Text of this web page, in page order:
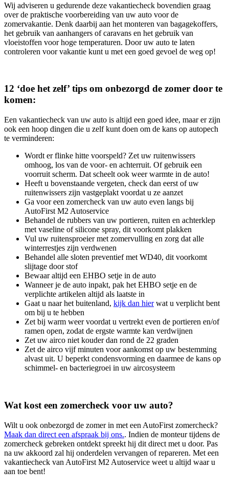
Wij adviseren u gedurende deze vakantiecheck bovendien graag
over de praktische voorbereiding van uw auto voor de
zomervakantie. Denk daarbij aan het monteren van bagagekoffers,
het gebruik van aanhangers of caravans en het gebruik van
vloeistoffen voor hoge temperaturen. Door uw auto te laten
controleren voor vakantie kunt u met een goed gevoel de weg op!
12 ‘doe het zelf’ tips om onbezorgd de zomer door te
komen:
Een vakantiecheck van uw auto is altijd een goed idee, maar er zijn
ook een hoop dingen die u zelf kunt doen om de kans op autopech
te verminderen:
Wordt er flinke hitte voorspeld? Zet uw ruitenwissers
omhoog, los van de voor- en achterruit. Of gebruik een
voorruit scherm. Dat scheelt ook weer warmte in de auto!
Heeft u bovenstaande vergeten, check dan eerst of uw
ruitenwissers zijn vastgeplakt voordat u ze aanzet
Ga voor een zomercheck van uw auto even langs bij
AutoFirst M2 Autoservice
Behandel de rubbers van uw portieren, ruiten en achterklep
met vaseline of silicone spray, dit voorkomt plakken
Vul uw ruitensproeier met zomervulling en zorg dat alle
winterrestjes zijn verdwenen
Behandel alle sloten preventief met WD40, dit voorkomt
slijtage door stof
Bewaar altijd een EHBO setje in de auto
Wanneer je de auto inpakt, pak het EHBO setje en de
verplichte artikelen altijd als laatste in
Gaat u naar het buitenland, kijk dan hierwat u verplicht bent
om bij u te hebben
Zet bij warm weer voordat u vertrekt even de portieren en/of
ramen open, zodat de ergste warmte kan verdwijnen
Zet uw airco niet kouder dan rond de 22 graden
Zet de airco vijf minuten voor aankomst op uw bestemming
alvast uit. U beperkt condensvorming en daarmee de kans op
schimmel- en bacteriegroei in uw aircosysteem
Wat kost een zomercheck voor uw auto?
Wilt u ook onbezorgd de zomer in met een AutoFirst zomercheck?
Maak dan direct een afspraak bij ons.. Indien de monteur tijdens de
zomercheck gebreken ontdekt spreekt hij dit direct met u door. Pas
na uw akkoord zal hij onderdelen vervangen of repareren. Met een
vakantiecheck van AutoFirst M2 Autoservice weet u altijd waar u
aan toe bent!